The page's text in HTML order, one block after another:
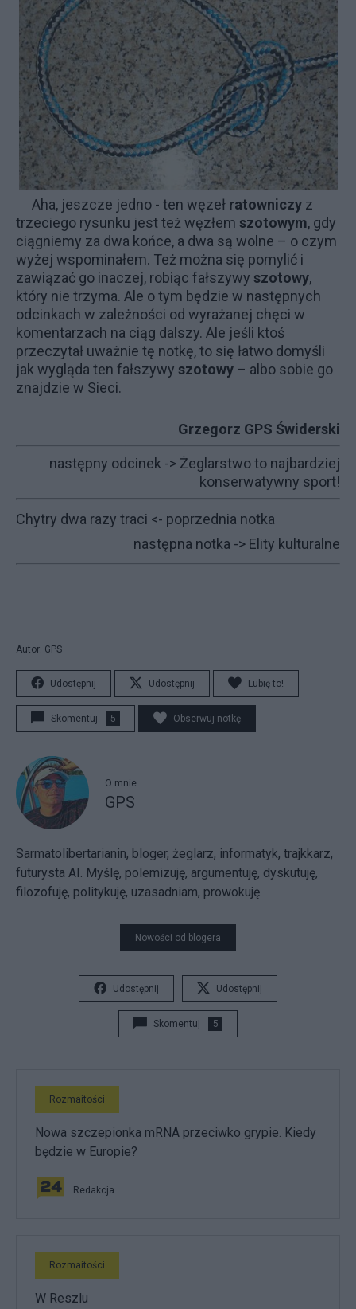
Aha, jeszcze jedno - ten węzeł ratowniczy z
trzeciego rysunku jest też węzłem szotowym, gdy
ciągniemy za dwa końce, a dwa są wolne – o czym
wyżej wspominałem. Też można się pomylić i
zawiązać go inaczej, robiąc fałszywy szotowy,
który nie trzyma. Ale o tym będzie w następnych
odcinkach w zależności od wyrażanej chęci w
komentarzach na ciąg dalszy. Ale jeśli ktoś
przeczytał uważnie tę notkę, to się łatwo domyśli
jak wygląda ten fałszywy szotowy – albo sobie go
znajdzie w Sieci.
Grzegorz GPS Świderski
następny odcinek -> Żeglarstwo to najbardziej
konserwatywny sport!
Chytry dwa razy traci <- poprzednia notka
następna notka -> Elity kulturalne
Autor: GPS
Udostępnij Udostępnij Lubię to!
Skomentuj 5 Obserwuj notkę
O mnie
GPS
Sarmatolibertarianin, bloger, żeglarz, informatyk, trajkkarz,
futurysta AI. Myślę, polemizuję, argumentuję, dyskutuję,
filozofuję, politykuję, uzasadniam, prowokuję.
Nowości od blogera
Udostępnij Udostępnij
Skomentuj 5
Rozmaitości
Nowa szczepionka mRNA przeciwko grypie. Kiedy
będzie w Europie?
Redakcja
Rozmaitości
W Reszlu